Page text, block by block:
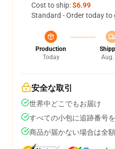
Cost to ship:$6.99
Standard - Order today to
Production
Today
Aug.
安全な取引
世界中どこでもお届け
すべての小包に追跡番号
商品が届かない場合は全